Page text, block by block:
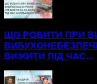
ЩО РОБИТИ ПРИ
ВИЖИТИ ПІД ЧАС...